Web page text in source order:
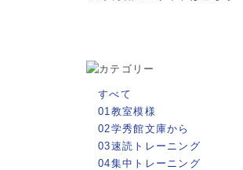
すべて
01教室模様
02学秀館文庫から
03速読トレーニング
04集中トレーニング